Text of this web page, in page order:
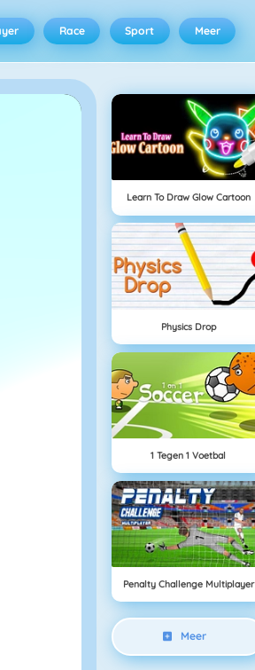
Race Sport Meer
Learn To Draw Glow Cartoon
Physics Drop
1 Tegen 1 Voetbal
Penalty Challenge Multiplayer
Meer